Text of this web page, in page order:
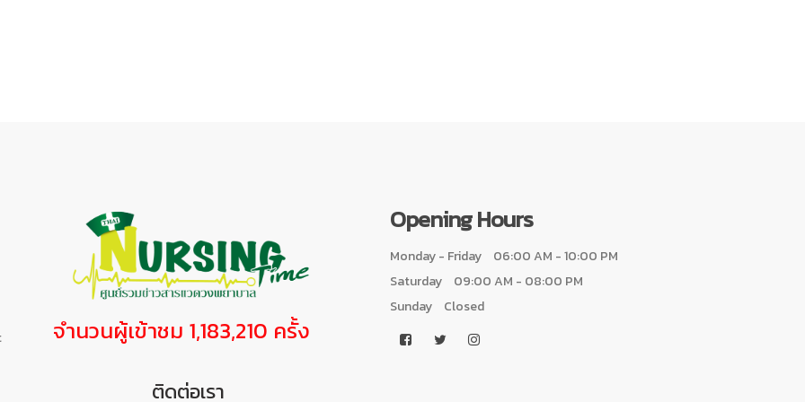
จำนวนผู้เข้าชม 1,183,210 ครั้ง
ติดต่อเรา
Opening Hours
Monday - Friday
06:00 AM - 10:00 PM
Saturday
09:00 AM - 08:00 PM
Sunday
Closed